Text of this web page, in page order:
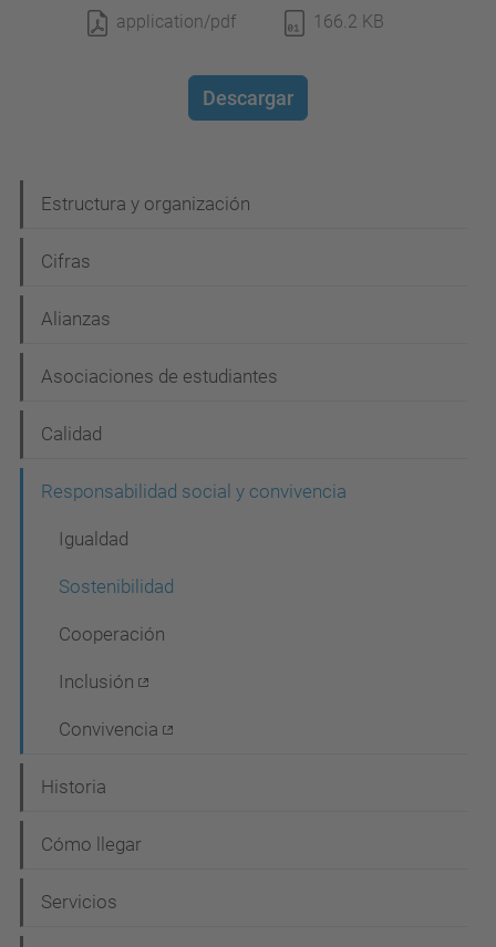
application/pdf 166.2 KB
Descargar
a
v
g
a
i
Estructura y organización
Cifras
Alianzas
Asociaciones de estudiantes
Calidad
Responsabilidad social y convivencia
Igualdad
Sostenibilidad
Cooperación
Inclusión
Convivencia
Historia
Cómo llegar
Servicios